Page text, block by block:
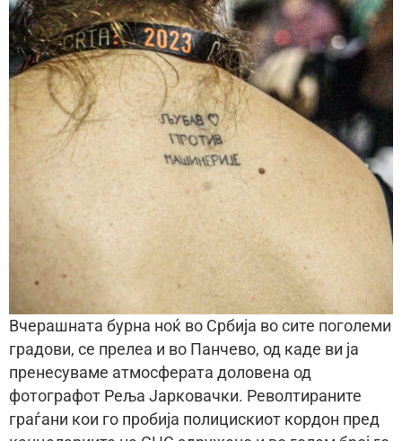
Вчерашната бурна ноќ во Србија во сите поголеми
градови, се прелеа и во Панчево, од каде ви ја
пренесуваме атмосферата доловена од
фотографот Реља Јарковачки. Револтираните
граѓани кои го пробија полицискиот кордон пред